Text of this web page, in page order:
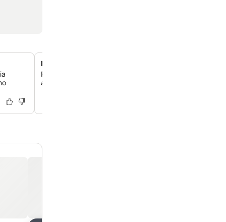
Piscina exterior com vistas
Relaxe na piscina exterior, que oferece vistas
ambiente tranquilo para descontrair sob o sol